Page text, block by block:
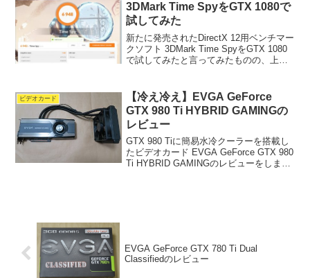
3DMark Time SpyをGTX 1080で
試してみた
新たに発売されたDirectX 12用ベンチマー
クソフト 3DMark Time SpyをGTX 1080
で試してみたと言ってみたものの、上の
たものが下記。トータルスコ...
ビデオカード
【冷え冷え】EVGA GeForce
GTX 980 Ti HYBRID GAMINGの
レビュー
GTX 980 Tiに簡易水冷クーラーを搭載し
たビデオカード EVGA GeForce GTX 980
Ti HYBRID GAMINGのレビューをしま
EVGA GeForce GTX 780 Ti Dual
Classifiedのレビュー